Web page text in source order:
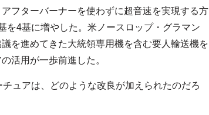
フターバーナーを使わずに超音速を実現する方
を4基に増やした。米ノースロップ・グラマン
を進めてきた大統領専用機を含む要人輸送機を
活用が一歩前進した。
ュアは、どのような改良が加えられたのだろ